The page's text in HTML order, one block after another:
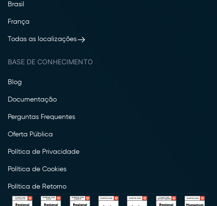
Brasil
França
Todas as localizações
BASE DE CONHECIMENTO
Blog
Documentação
Perguntas Frequentes
Oferta Pública
Política de Privacidade
Política de Cookies
Política de Retorno